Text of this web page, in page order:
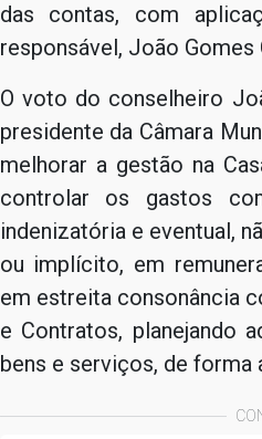
das contas, com
responsável, João Gomes
O voto do conselheiro
presidente da Câmara
melhorar a gestão na
controlar os gastos
indenizatória e eventual,
ou implícito, em
em estreita consonância
e Contratos, planejando
bens e serviços, de forma